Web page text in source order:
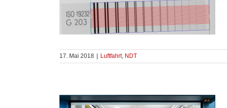
17. Mai 2018 Luftfahrt, NDT